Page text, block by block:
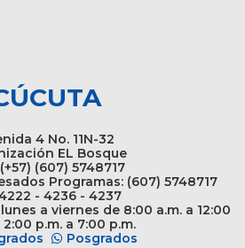
4 No. 11N-32
EL Bosque
(607) 5748717
Programas: (607) 5748717
- 4236 - 4237
a viernes de 8:00 a.m. a 12:00
p.m. a 7:00 p.m.
Posgrados